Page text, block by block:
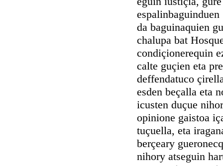
da baguinaquien
chalupa bat
condiçionerequin
calte guçien eta
deffendatuco
esden beçalla eta
icusten duçue
opinione gaistoa
tuçuella, eta
berçeary
nihory atseguin